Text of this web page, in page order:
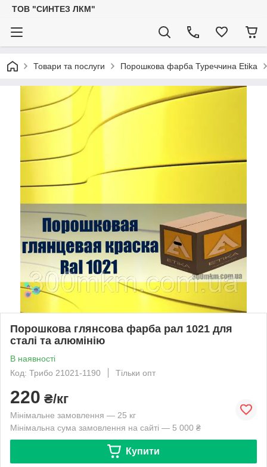
ТОВ "СИНТЕЗ ЛКМ"
Товари та послуги Порошкова фарба Туреччина Etika
Порошкова глянсова фарба рал 1021 для
сталі та алюмінію
В наявності
Код: Трибо 21021-1190
Тільки опт
220 ₴/кг
Мінімальне замовлення — 25 кг
Мінімальна сума замовлення на сайті — 5 000 ₴
Купити